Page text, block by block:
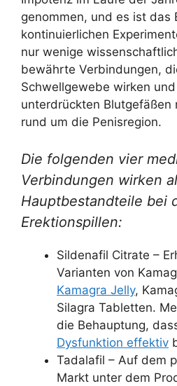
genommen, und es ist das
kontinuierlichen
nur wenige
bewährte Verbindungen,
Schwellgewebe wirken
unterdrückten Blutgefäßen
rund um die Penisregion.
Die folgenden vier
Verbindungen wirken
Hauptbestandteile bei
Erektionspillen:
Sildenafil Citrate –
Varianten von
Kamagra Jelly,
Silagra Tabletten.
die Behauptung,
Dysfunktion effektiv
Tadalafil – Auf dem
Markt unter dem